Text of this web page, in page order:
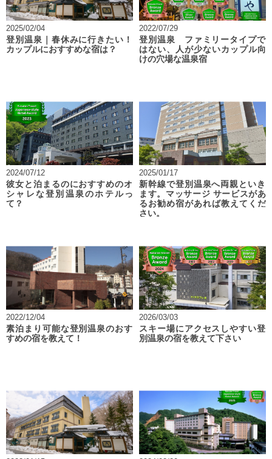
2025/02/04
登別温泉｜春休みに行きたい！
カップルにおすすめな宿は？
2022/07/29
登別温泉 ファミリータイプで
はない、人が少ないカップル向
けの穴場な温泉宿
2024/07/12
彼女と泊まるのにおすすめのオ
シャレな登別温泉のホテルっ
て？
2025/01/17
新幹線で登別温泉へ両親といき
ます。マッサージ サービスがあ
るお勧め宿があれば教えてくだ
さい。
2022/12/04
素泊まり可能な登別温泉のおす
すめの宿を教えて！
2026/03/03
スキー場にアクセスしやすい登
別温泉の宿を教えて下さい